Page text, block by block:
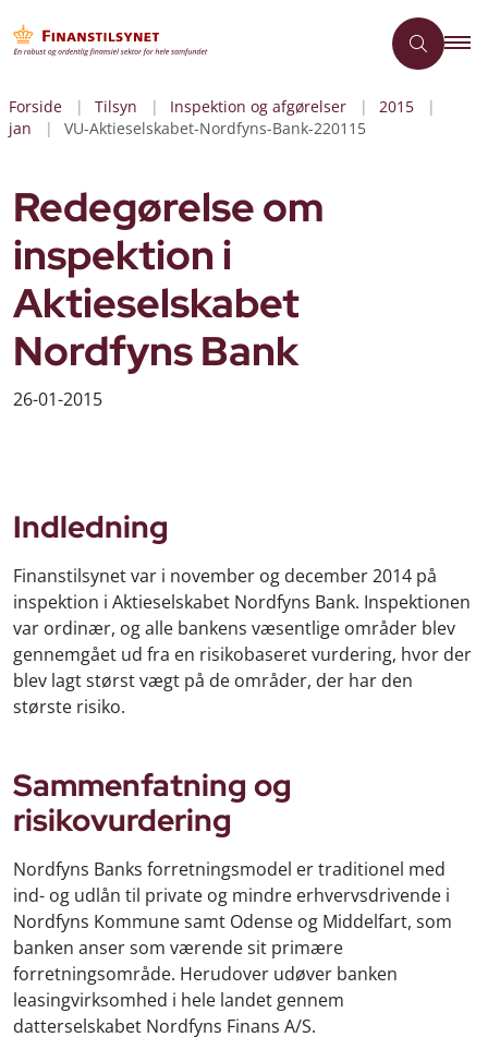
Forside Tilsyn Inspektion og afgørelser
2015
jan
VU-Aktieselskabet-Nordfyns-Bank-220115
Redegørelse om
inspektion i
Aktieselskabet
Nordfyns Bank
26-01-2015
Indledning
Finanstilsynet var i november og december 2014 på
inspektion i Aktieselskabet Nordfyns Bank. Inspektionen
var ordinær, og alle bankens væsentlige områder blev
gennemgået ud fra en risikobaseret vurdering, hvor der
blev lagt størst vægt på de områder, der har den
største risiko.
Sammenfatning og
risikovurdering
Nordfyns Banks forretningsmodel er traditionel med
ind- og udlån til private og mindre erhvervsdrivende i
Nordfyns Kommune samt Odense og Middelfart, som
banken anser som værende sit primære
forretningsområde. Herudover udøver banken
leasingvirksomhed i hele landet gennem
datterselskabet Nordfyns Finans A/S.